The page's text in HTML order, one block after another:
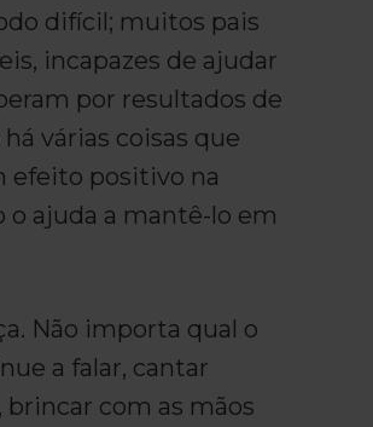
difícil; muitos pais
incapazes de ajudar
por resultados de
várias coisas que
efeito positivo na
o ajuda a mantê-lo em
Não importa qual o
a falar, cantar
brincar com as mãos